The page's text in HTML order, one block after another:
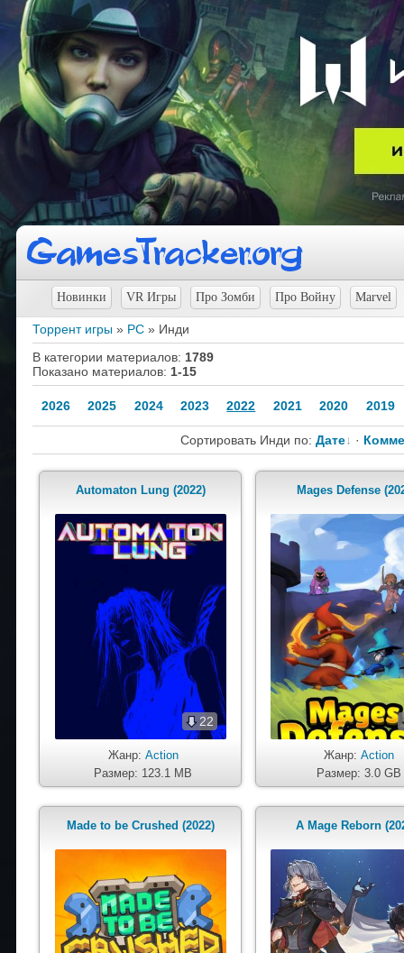
Новинки VR Игры Про Зомби Про Войну Marvel
Торрент игры » PC » Инди
В категории материалов: 1789
Показано материалов: 1-15
2026 2025 2024 2023 2022 2021 2020 2019
Сортировать Инди по: Дате ·
Automaton Lung (2022)
22
Жанр: Action
Размер: 123.1 MB
Mages Defense
Жанр:Action
Размер: 3.0 GB
Made to be Crushed (2022) A Mage Reborn